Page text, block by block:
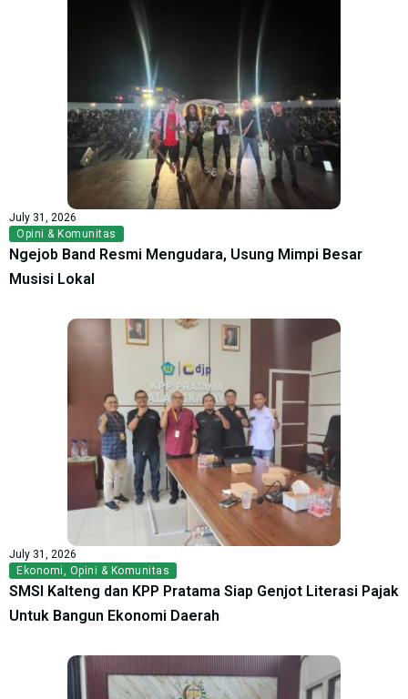
July 31, 2026
Opini & Komunitas
Ngejob Band Resmi Mengudara, Usung Mimpi Besar
Musisi Lokal
July 31, 2026
Ekonomi, Opini & Komunitas
SMSI Kalteng dan KPP Pratama Siap Genjot Literasi Pajak
Untuk Bangun Ekonomi Daerah